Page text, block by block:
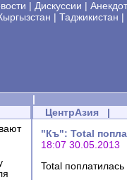
| Дискуссии |
| Таджикистан |
|
ЦентрАзия |
"Къ": Total
18:07 30.05.2013
Total